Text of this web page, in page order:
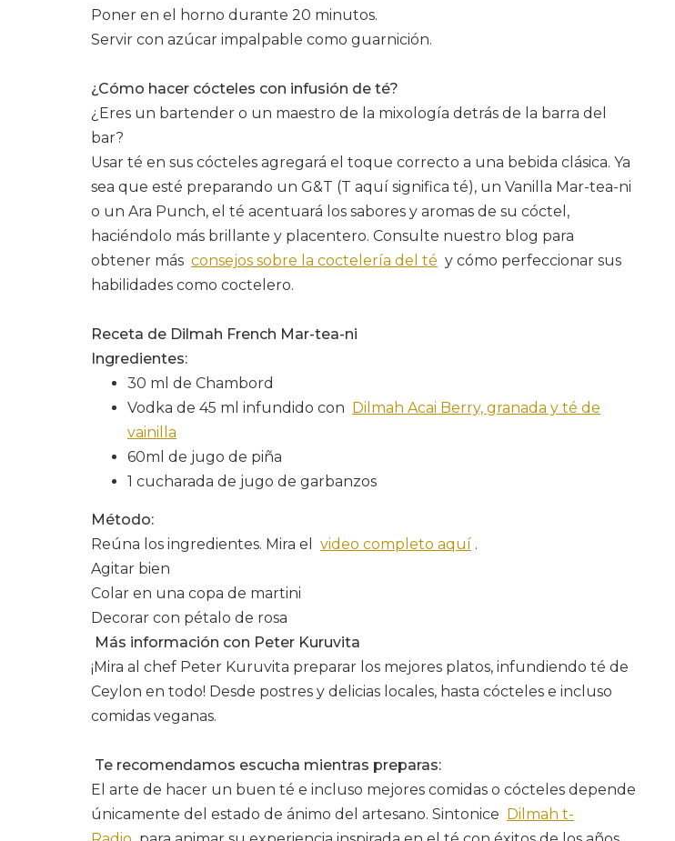
Poner en el horno durante 20 minutos.
Servir con azúcar impalpable como guarnición.
¿Cómo hacer cócteles con infusión de té?
¿Eres un bartender o un maestro de la mixología detrás de la barra del
bar?
Usar té en sus cócteles agregará el toque correcto a una bebida clásica. Ya
sea que esté preparando un G&T (T aquí significa té), un Vanilla Mar-tea-ni
o un Ara Punch, el té acentuará los sabores y aromas de su cóctel,
haciéndolo más brillante y placentero. Consulte nuestro blog para
obtener más consejos sobre la coctelería del té y cómo perfeccionar sus
habilidades como coctelero.
Receta de Dilmah French Mar-tea-ni
Ingredientes:
30 ml de Chambord
Vodka de 45 ml infundido con Dilmah Acai Berry, granada y té de
vainilla
60ml de jugo de piña
1 cucharada de jugo de garbanzos
Método:
Reúna los ingredientes. Mira el video completo aquí .
Agitar bien
Colar en una copa de martini
Decorar con pétalo de rosa
Más información con Peter Kuruvita
¡Mira al chef Peter Kuruvita preparar los mejores platos, infundiendo té de
Ceylon en todo! Desde postres y delicias locales, hasta cócteles e incluso
comidas veganas.
Te recomendamos escucha mientras preparas:
El arte de hacer un buen té e incluso mejores comidas o cócteles depende
únicamente del estado de ánimo del artesano. Sintonice Dilmah t-